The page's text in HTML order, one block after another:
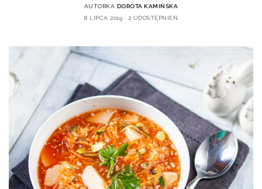
AUTORKA DOROTA KAMIŃSKA
8 LIPCA 2019
2 UDOSTĘPNIEŃ